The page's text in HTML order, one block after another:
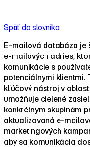
Späť do slovníka
E‑mailová databáza je
e‑mailových adries,
komunikácie s
potenciálnymi klientmi.
kľúčový nástroj v oblasti
umožňuje cielené
konkrétnym skupinám
aktualizovaná
marketingových
aby sa komunikácia